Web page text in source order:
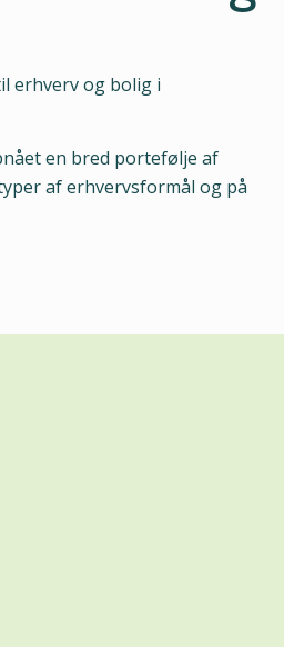
erhverv og bolig i
en bred portefølje af
af erhvervsformål og på